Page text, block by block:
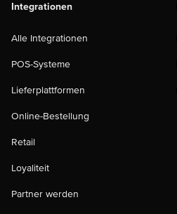
Integrationen
Alle Integrationen
POS-Systeme
Lieferplattformen
Online-Bestellung
Retail
Loyaliteit
Partner werden